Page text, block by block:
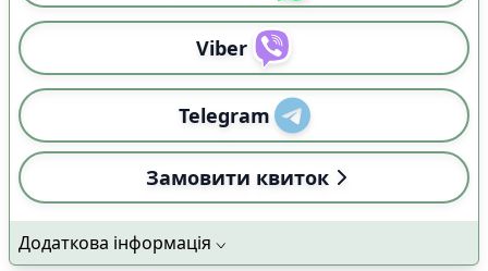
Viber
Telegram
Замовити квиток
Додаткова інформація